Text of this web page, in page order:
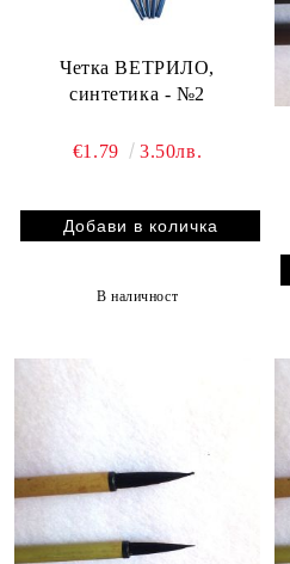
Четка ВЕТРИЛО,
синтетика - №2
€1.79 3.50лв.
В наличност